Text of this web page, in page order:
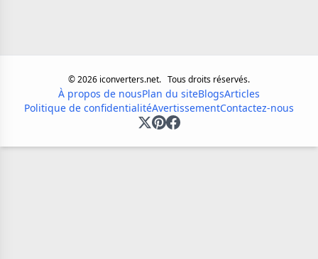
©2026 iconverters.net. Tous droits réservés.
À propos de nousPlan du siteBlogsArticles
Politique de confidentialitéAvertissementContactez-nous